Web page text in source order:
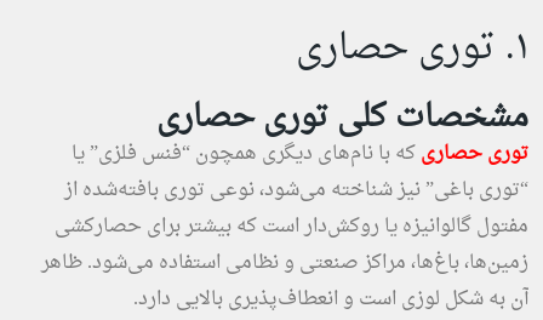
۱. توری حصاری
مشخصات کلی توری حصاری
توری حصاریکه با نام‌های دیگری همچون “فنس فلزی” یا
“توری باغی” نیز شناخته می‌شود، نوعی توری بافته‌شده از
مفتول گالوانیزه یا روکش‌دار است که بیشتر برای حصارکشی
زمین‌ها، باغ‌ها، مراکز صنعتی و نظامی استفاده می‌شود. ظاهر
آن به شکل لوزی است و انعطاف‌پذیری بالایی دارد.